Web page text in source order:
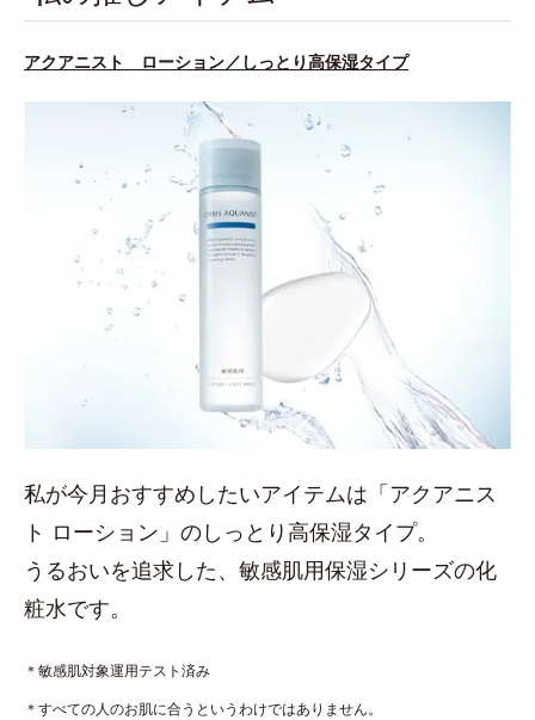
アクアニスト ローション／しっとり高保湿タイプ
私が今月おすすめしたいアイテムは「アクアニス
ト ローション」のしっとり高保湿タイプ。
うるおいを追求した、敏感肌用保湿シリーズの化
粧水です。
＊敏感肌対象運用テスト済み
＊すべての人のお肌に合うというわけではありません。